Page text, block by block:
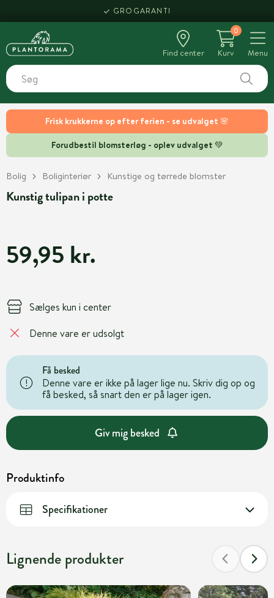
Frisk krukkerne op efter ferien - se udvalget 🌸
Forudbestil blomsterløg - oplev udvalget 💚
GROGARANTI
Find center
0
Kurv
Menu
Bolig Boliginteriør Kunstige og tørrede blomster
Kunstig tulipan i potte
59,95 kr.
Sælges kun i center
Denne vare er udsolgt
Få besked
Denne vare er ikke på lager lige nu. Skriv dig op og
få besked, så snart den er på lager igen.
Giv mig besked
Produktinfo
Specifikationer
Lignende produkter